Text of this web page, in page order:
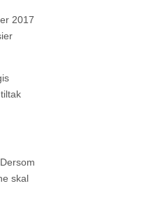
2017
skal